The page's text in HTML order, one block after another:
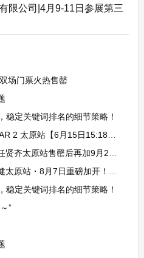
限公司|4月9-11日参展第三
场门票火热售罄
稳定关键词排名的细节策略！
原站【6月15日15:18二开预售】
原站售罄后再加9月25/26日两场
重磅加开！三晚连唱，赴我们的青春之约
稳定关键词排名的细节策略！
”